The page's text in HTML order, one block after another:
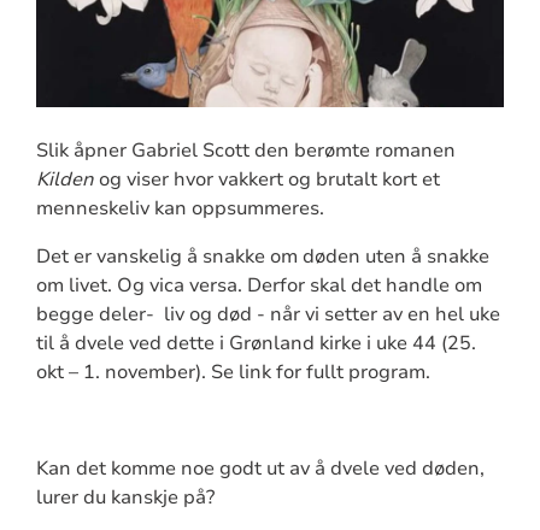
Slik åpner Gabriel Scott den berømte romanen
Kilden og viser hvor vakkert og brutalt kort et
menneskeliv kan oppsummeres.
Det er vanskelig å snakke om døden uten å snakke
om livet. Og vica versa. Derfor skal det handle om
begge deler- liv og død - når vi setter av en hel uke
til å dvele ved dette i Grønland kirke i uke 44 (25.
okt – 1. november). Se link for fullt program.
Kan det komme noe godt ut av å dvele ved døden,
lurer du kanskje på?